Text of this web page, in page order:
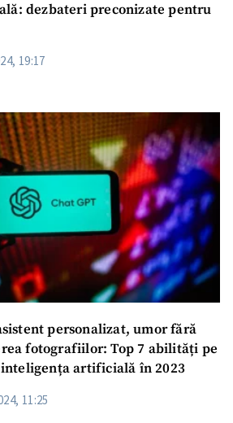
dezbateri preconizate pentru
19:17
personalizat, umor fără
fotografiilor: Top 7 abilități pe
artificială în 2023
11:25